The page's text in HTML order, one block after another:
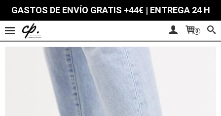
GASTOS DE ENVÍO GRATIS +44€ | ENTREGA 24 H
0